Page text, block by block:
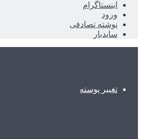
اینستاگرام
ورود
نوشته تصادفی
سایدبار
تغییر پوسته